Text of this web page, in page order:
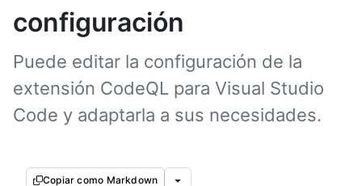
configuración
Puede editar la configuración de la
extensión CodeQL para Visual Studio
Code y adaptarla a sus necesidades.
Copiar como Markdown